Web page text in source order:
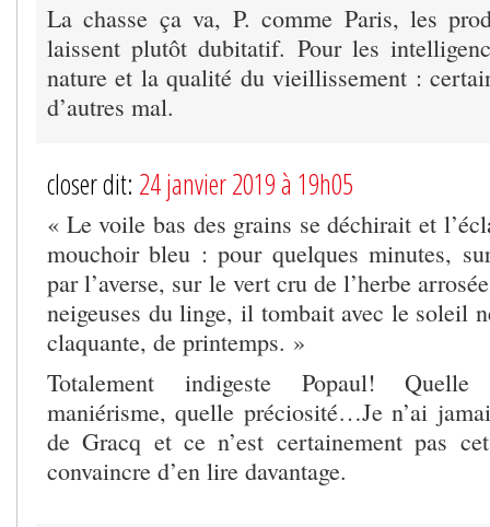
La chasse ça va, P. comme Paris, les
laissent plutôt dubitatif. Pour les
nature et la qualité du vieillissement :
d’autres mal.
closer dit: 24 janvier 2019 à 19h05
« Le voile bas des grains se déchirait et
mouchoir bleu : pour quelques minutes,
par l’averse, sur le vert cru de l’herbe
neigeuses du linge, il tombait avec le soleil
claquante, de printemps. »
Totalement indigeste Popaul!
maniérisme, quelle préciosité…Je n’ai
de Gracq et ce n’est certainement pas
convaincre d’en lire davantage.